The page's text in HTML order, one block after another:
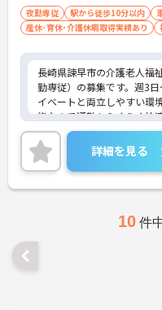
夜勤専従 駅から徒歩10分以内
産休･育休･介護休暇取得実績あり
長崎県諫早市の介護老人福
勤専従）の募集です。週3
イベートと両立しやすい環
能なので通勤もらくらく快
ご興味のある方は、面接の
のでお気軽にお問い合せく
詳細を見る
10 件